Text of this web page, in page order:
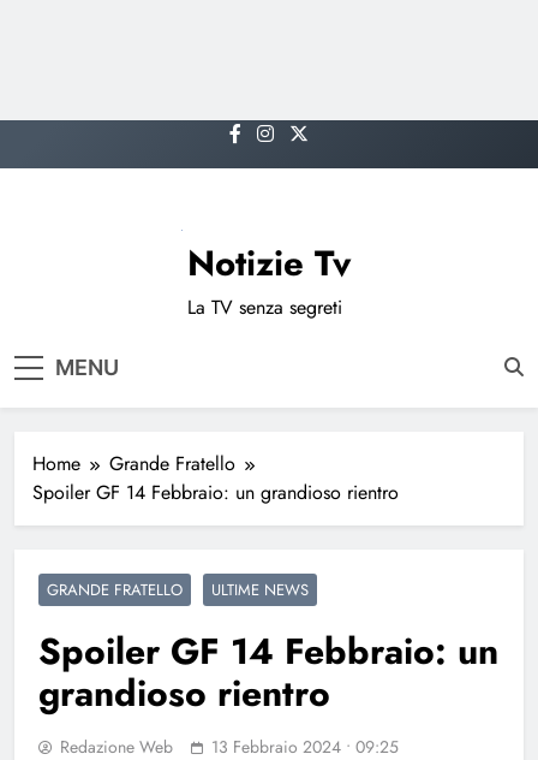
to
Notizie Tv
La TV senza segreti
MENU
Home
Grande Fratello
Spoiler GF 14 Febbraio: un grandioso rientro
GRANDE FRATELLO ULTIME NEWS
Spoiler GF 14 Febbraio: un
grandioso rientro
Redazione Web 13 Febbraio 2024 • 09:25